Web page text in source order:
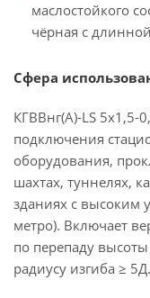
маслостойкого
чёрная с
Сфера
КГВВнг(А)-LS 5х1,5-
подключения
оборудования,
шахтах, туннелях,
зданиях с высоким
метро). Включает
по перепаду
радиусу изгиба ≥ 5Д.